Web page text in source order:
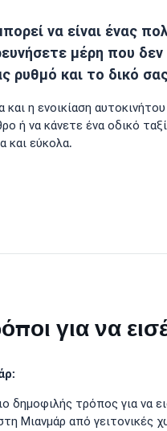
να είναι ένας
μέρη που
ρυθμό και το δικό
και η ενοικίαση
ή να κάνετε ένα οδικό
και εύκολα.
για να
τρόπος για να
Μιανμάρ από γειτονικές